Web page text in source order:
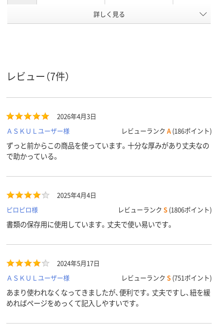
2
詳しく見る
レビュー（7件）
2026年4月3日
ＡＳＫＵＬユーザー様
レビューランク A (186ポイント)
ずっと前からこの商品を使っています。十分な厚みがあり丈夫なの
で助かっている。
2025年4月4日
ピロピロ様
レビューランク S (1806ポイント)
書類の保存用に使用しています。丈夫で使い易いです。
2024年5月17日
ＡＳＫＵＬユーザー様
レビューランク S (751ポイント)
あまり使われなくなってきましたが、便利です。丈夫ですし、紐を緩
めればページをめっくて記入しやすいです。